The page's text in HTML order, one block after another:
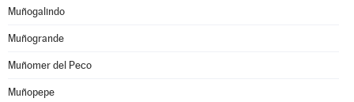
Muñogalindo
Muñogrande
Muñomer del Peco
Muñopepe